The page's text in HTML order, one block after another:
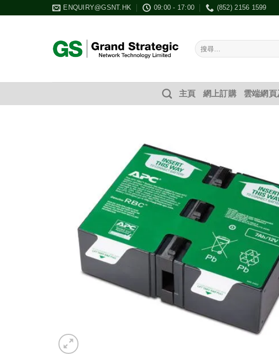
ENQUIRY@GSNT.HK 09:00 - 17:00 (852) 2156 1599
搜
尋：
主頁 網上訂購 雲端網